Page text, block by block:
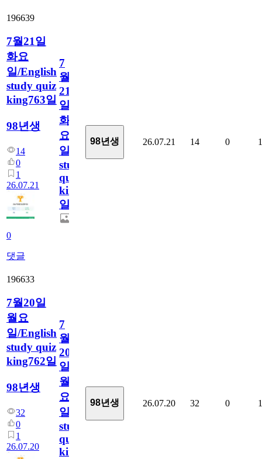
196639
7월21일
화요
일/English
study quiz
king763일
98년생
14
0
1
26.07.21
0
댓글
7
월
21
일
화
요
일/English
study
quiz
king763
일
98년생 26.07.21 14 0 1
196633
7월20일
월요
일/English
study quiz
king762일
98년생
32
0
1
26.07.20
7
월
20
일
월
요
일/English
study
quiz
king762
98년생 26.07.20 32 0 1